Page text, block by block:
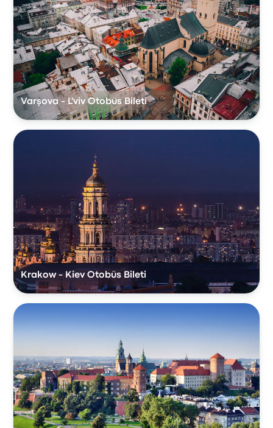
Varşova - L'viv Otobüs Bileti
Krakow - Kiev Otobüs Bileti